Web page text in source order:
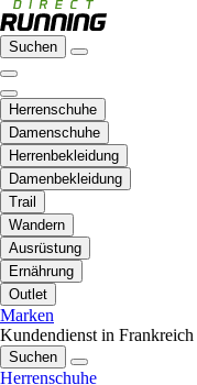
Suchen
Herrenschuhe
Damenschuhe
Herrenbekleidung
Damenbekleidung
Trail
Wandern
Ausrüstung
Ernährung
Outlet
Marken
Kundendienst in Frankreich
Suchen
Herrenschuhe